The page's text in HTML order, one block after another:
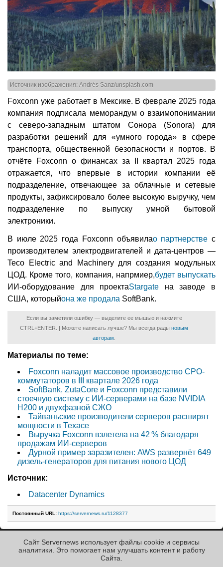
Источник изображения: Andrés Sanz/unsplash.com
Foxconn уже работает в Мексике. В феврале 2025 года
компания подписала меморандум о взаимопонимании
с северо-западным штатом Сонора (Sonora) для
разработки решений для «умного города» в сфере
транспорта, общественной безопасности и портов. В
отчёте Foxconn о финансах за II квартал 2025 года
отражается, что впервые в истории компании её
подразделение, отвечающее за облачные и сетевые
продукты, зафиксировало более высокую выручку, чем
подразделение по выпуску умной бытовой
электроники.
В июле 2025 года Foxconn объявилао партнерстве с
производителем электродвигателей и дата-центров —
Teco Electric and Machinery для создания модульных
ЦОД. Кроме того, компания, напрмиер,будет выпускать
ИИ-оборудование для проектаStargate на заводе в
США, которыйона же продала SoftBank.
Если вы заметили ошибку — выделите ее мышью и нажмите
CTRL+ENTER. | Можете написать лучше? Мы всегда рады новым
авторам
Материалы по теме:
Foxconn наладит массовое производство CPO-
коммутаторов в III квартале 2026 года
SoftBank, ZutaCore и Foxconn представили
стоечную систему с ИИ-серверами на базе NVIDIA
H200 и двухфазной СЖО
Тайваньские производители серверов расширят
мощности в Техасе
Выручка Foxconn взлетела на 42 % благодаря
продажам ИИ-серверов
Дурной пример заразителен: AWS развернёт 649
дизель-генераторов для питания нового ЦОД
Источник:
Datacenter Dynamics
Постоянный URL: https://servernews.ru/1128377
« Назад к ленте
Сайт Servernews использует файлы cookie и сервисы
аналитики. Это помогает нам улучшать контент и работу
Cайта.